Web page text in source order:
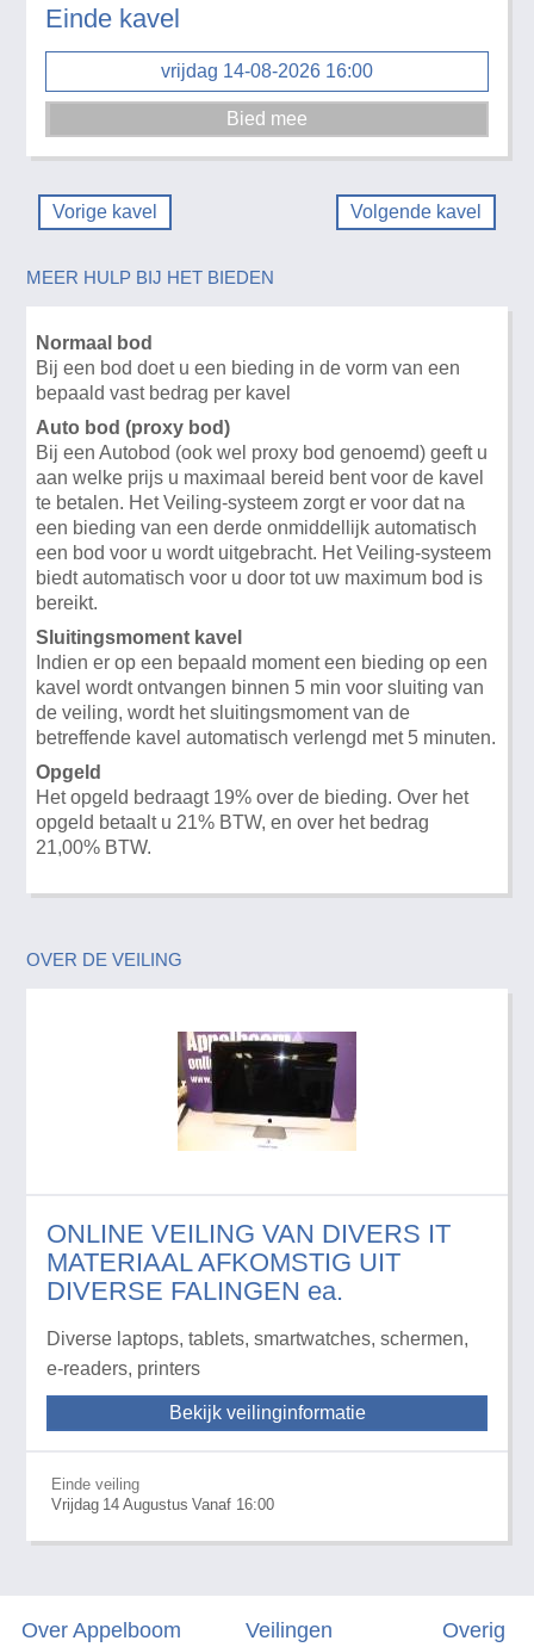
Einde kavel
vrijdag 14-08-2026 16:00
Vorige kavel Volgende kavel
MEER HULP BIJ HET BIEDEN
Normaal bod
Bij een bod doet u een bieding in de vorm van een
bepaald vast bedrag per kavel
Auto bod (proxy bod)
Bij een Autobod (ook wel proxy bod genoemd) geeft u
aan welke prijs u maximaal bereid bent voor de kavel
te betalen. Het Veiling-systeem zorgt er voor dat na
een bieding van een derde onmiddellijk automatisch
een bod voor u wordt uitgebracht. Het Veiling-systeem
biedt automatisch voor u door tot uw maximum bod is
bereikt.
Sluitingsmoment kavel
Indien er op een bepaald moment een bieding op een
kavel wordt ontvangen binnen 5 min voor sluiting van
de veiling, wordt het sluitingsmoment van de
betreffende kavel automatisch verlengd met 5 minuten.
Opgeld
Het opgeld bedraagt 19% over de bieding. Over het
opgeld betaalt u 21% BTW, en over het bedrag
21,00% BTW.
OVER DE VEILING
ONLINE VEILING VAN DIVERS IT
MATERIAAL AFKOMSTIG UIT
DIVERSE FALINGEN ea.
Diverse laptops, tablets, smartwatches, schermen,
e-readers, printers
Bekijk veilinginformatie
Einde veiling
Vrijdag 14 Augustus Vanaf 16:00
Over Appelboom Veilingen Overig